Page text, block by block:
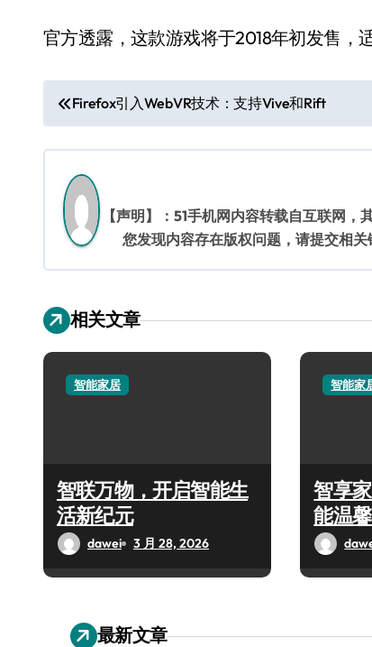
官方透露，这款游戏将于2018年初发售，
文
章
导
航
Firefox引入WebVR技术：支持Vive和Rift
【声明】：51手机网内容转载自互联网
您发现内容存在版权问题，请提交相
相关文章
智能家居
智联万物，开启智能生
活新纪元
dawei 3 月 28, 2026
智能家
智享
能温
最新文章